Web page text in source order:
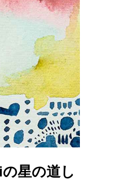
星の道し